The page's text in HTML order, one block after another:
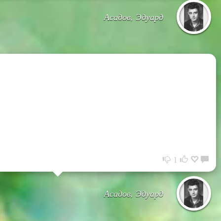
Асадов, Эдуард
1
Асадов, Эдуард